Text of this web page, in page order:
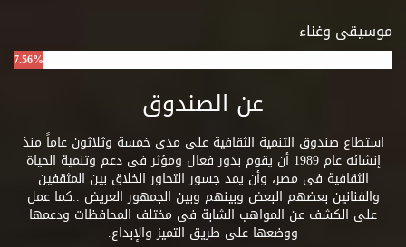
موسيقى وغناء
7.56%
عن الصندوق
استطاع صندوق التنمية الثقافية على مدى خمسة وثلاثون عاماً منذ
إنشائه عام 1989 أن يقوم بدور فعال ومؤثر فى دعم وتنمية الحياة
الثقافية فى مصر، وأن يمد جسور التحاور الخلاق بين المثقفين
والفنانين بعضهم البعض وبينهم وبين الجمهور العريض ..كما عمل
على الكشف عن المواهب الشابة فى مختلف المحافظات ودعمها
ووضعها على طريق التميز والإبداع.